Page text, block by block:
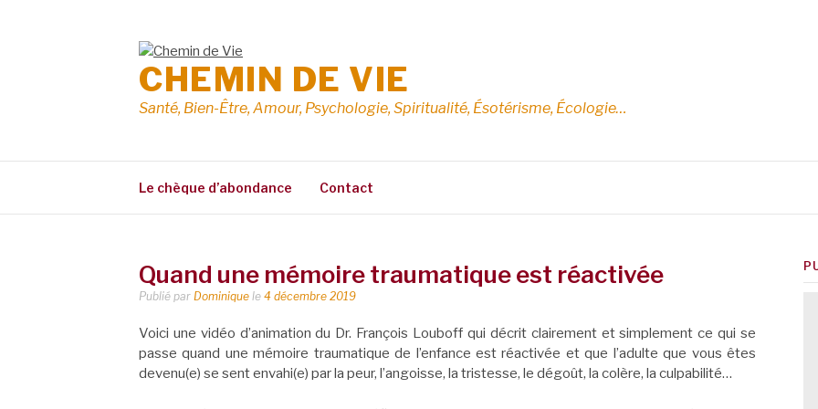
CHEMIN DE VIE
Santé, Bien-Être, Amour, Psychologie, Spiritualité, Ésotérisme, Écologie…
Le chèque d’abondance Contact
Quand une mémoire traumatique est réactivée
Publié par Dominique le 4 décembre 2019
Voici une vidéo d’animation du Dr. François Louboff qui décrit clairement et simplement ce qui se
passe quand une mémoire traumatique de l’enfance est réactivée et que l’adulte que vous êtes
devenu(e) se sent envahi(e) par la peur, l’angoisse, la tristesse, le dégoût, la colère, la culpabilité…